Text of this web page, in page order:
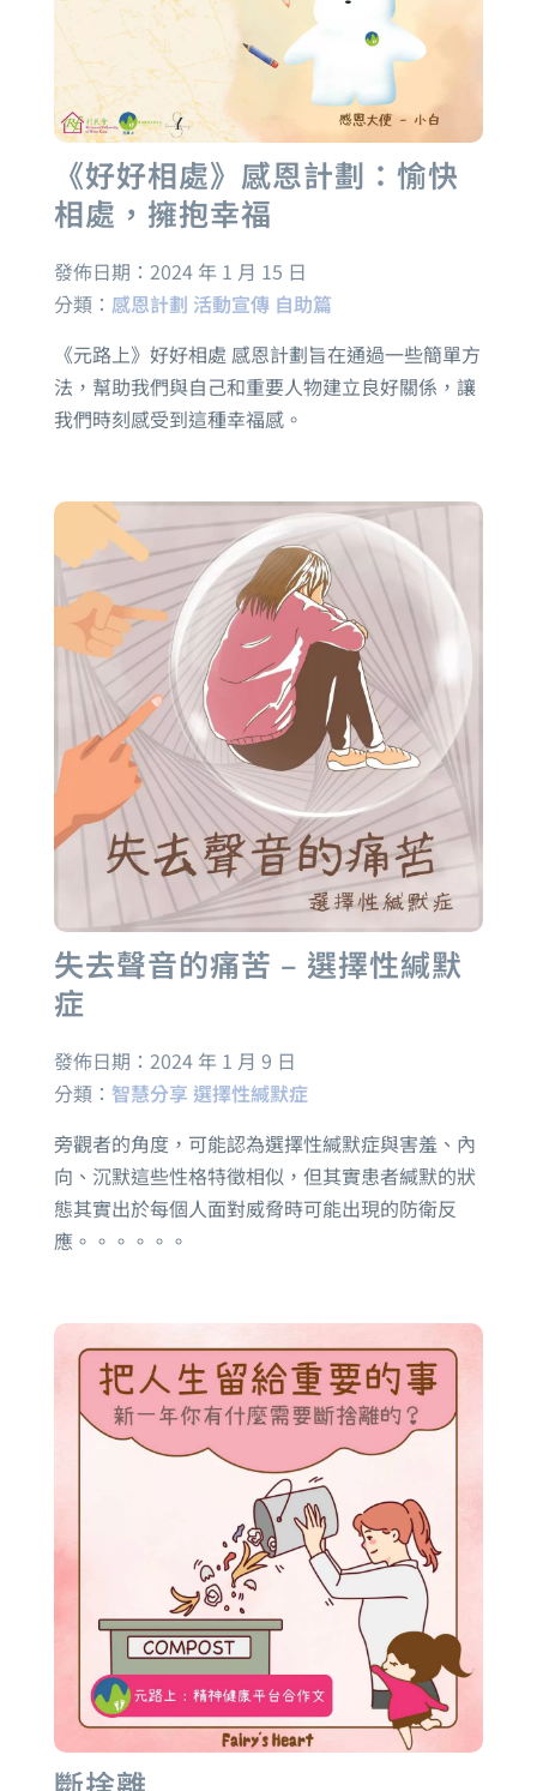
《好好相處》感恩計劃：愉快
相處，擁抱幸福
發佈日期： 2024 年 1 月 15 日
分類： 感恩計劃 活動宣傳 自助篇
《元路上》好好相處 感恩計劃旨在通過一些簡單方
法，幫助我們與自己和重要人物建立良好關係，讓
我們時刻感受到這種幸福感。
失去聲音的痛苦 – 選擇性緘默
症
發佈日期： 2024 年 1 月 9 日
分類： 智慧分享 選擇性緘默症
旁觀者的角度，可能認為選擇性緘默症與害羞、內
向、沉默這些性格特徵相似，但其實患者緘默的狀
態其實出於每個人面對威脅時可能出現的防衛反
應。。。。。。